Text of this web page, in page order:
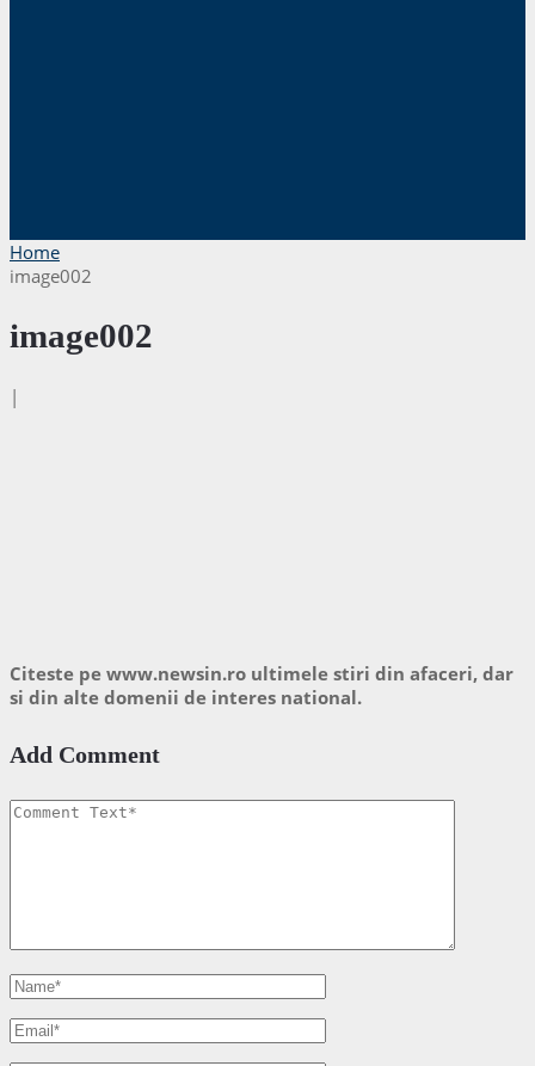
Home
image002
image002
|
Citeste pe www.newsin.ro ultimele stiri din afaceri, dar
si din alte domenii de interes national.
Add Comment